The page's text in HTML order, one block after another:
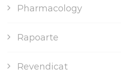
Pharmacology
Rapoarte
Revendicat